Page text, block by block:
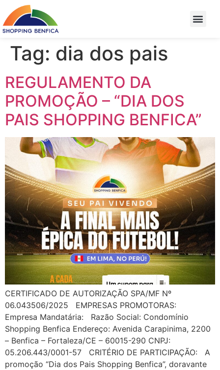
Tag: dia dos pais
REGULAMENTO DA
PROMOÇÃO – “DIA DOS
PAIS SHOPPING BENFICA”
CERTIFICADO DE AUTORIZAÇÃO SPA/MF Nº
06.043506/2025 EMPRESAS PROMOTORAS:
Empresa Mandatária: Razão Social: Condomínio
Shopping Benfica Endereço: Avenida Carapinima, 2200
– Benfica – Fortaleza/CE – 60015-290 CNPJ:
05.206.443/0001-57 CRITÉRIO DE PARTICIPAÇÃO: A
promoção “Dia dos Pais Shopping Benfica”, doravante